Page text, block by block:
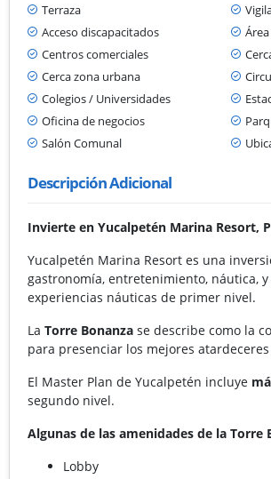
Terraza
Acceso discapacitados
Centros comerciales
Cerca zona urbana
Colegios / Universidades
Oficina de negocios
Salón Comunal
Descripción Adicional
Invierte en Yucalpetén Marina Resort,
Yucalpetén Marina Resort es una
gastronomía, entretenimiento, náutica,
experiencias náuticas de primer nivel.
LaTorre Bonanza se describe como la
para presenciar los mejores
El Master Plan de Yucalpetén incluye
segundo nivel.
Algunas de las amenidades de la Torre
Lobby